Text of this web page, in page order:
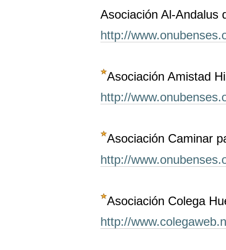
Asociación Al-Andalus
http://
Asociación Amistad
http://
Asociación Caminar
http://
Asociación Colega
http://